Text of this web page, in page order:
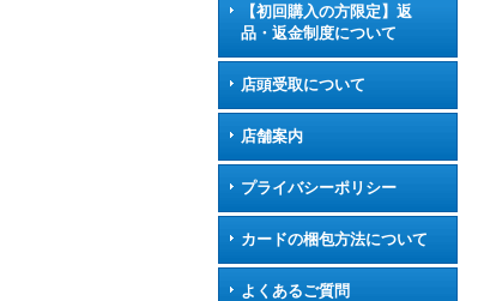
【初回購入の方限定】返
品・返金制度について
店頭受取について
店舗案内
プライバシーポリシー
カードの梱包方法について
よくあるご質問